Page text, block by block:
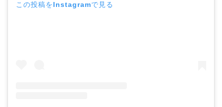
この投稿をInstagramで見る